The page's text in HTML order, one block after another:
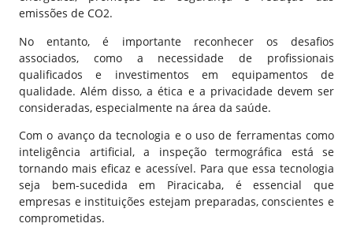
emissões de CO2.
No entanto, é importante reconhecer os desafios
associados, como a necessidade de profissionais
qualificados e investimentos em equipamentos de
qualidade. Além disso, a ética e a privacidade devem ser
consideradas, especialmente na área da saúde.
Com o avanço da tecnologia e o uso de ferramentas como
inteligência artificial, a inspeção termográfica está se
tornando mais eficaz e acessível. Para que essa tecnologia
seja bem-sucedida em Piracicaba, é essencial que
empresas e instituições estejam preparadas, conscientes e
comprometidas.